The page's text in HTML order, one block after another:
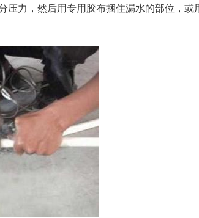
压力，然后用专用胶布捆住漏水的部位，